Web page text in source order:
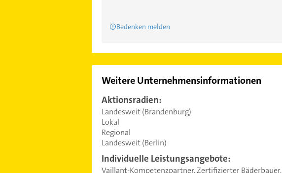
Bedenken melden
Weitere Unternehmensinformationen
Aktionsradien:
Landesweit (Brandenburg)
Lokal
Regional
Landesweit (Berlin)
Individuelle Leistungsangebote:
Vaillant-Kompetenzpartner, Zertifizierter Bäderbauer.